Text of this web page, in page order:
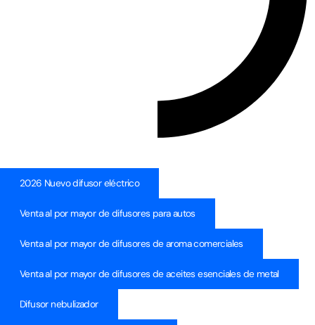
2026 Nuevo difusor eléctrico
Venta al por mayor de difusores para autos
Venta al por mayor de difusores de aroma comerciales
Venta al por mayor de difusores de aceites esenciales de metal
Difusor nebulizador